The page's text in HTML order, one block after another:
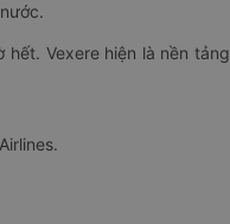
Vexere hiện là nền tảng